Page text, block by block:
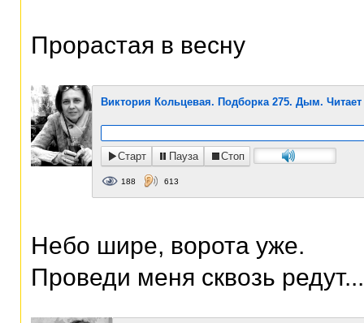
Прорастая в весну
Виктория Кольцевая. Подборка 275. Дым.
Старт Пауза Стоп
188 613
Небо шире, ворота уже.
Проведи меня сквозь